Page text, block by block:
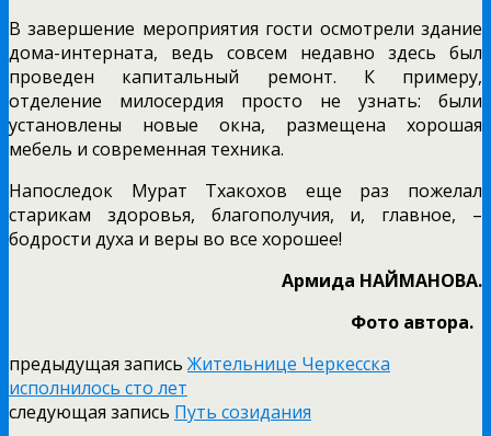
В завершение мероприятия гости осмотрели здание
дома-интерната, ведь совсем недавно здесь был
проведен капитальный ремонт. К примеру,
отделение милосердия просто не узнать: были
установлены новые окна, размещена хорошая
мебель и современная техника.
Напоследок Мурат Тхакохов еще раз пожелал
старикам здоровья, благополучия, и, главное, –
бодрости духа и веры во все хорошее!
Армида НАЙМАНОВА.
Фото автора.
предыдущая запись Жительнице Черкесска
исполнилось сто лет
следующая запись Путь созидания